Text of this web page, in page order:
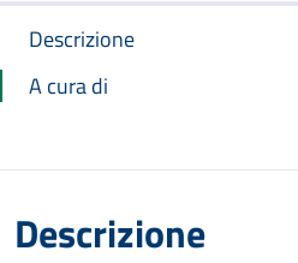
Descrizione
A cura di
Descrizione